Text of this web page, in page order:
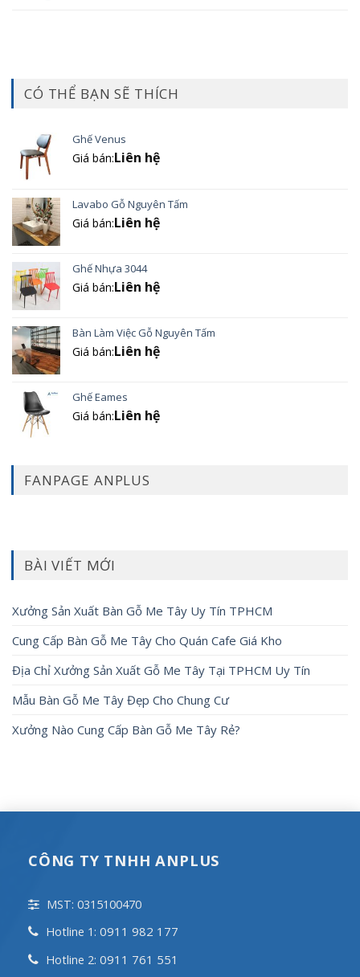
CÓ THỂ BẠN SẼ THÍCH
Ghế Venus
Giá bán:Liên hệ
Lavabo Gỗ Nguyên Tấm
Giá bán:Liên hệ
Ghế Nhựa 3044
Giá bán:Liên hệ
Bàn Làm Việc Gỗ Nguyên Tấm
Giá bán:Liên hệ
Ghế Eames
Giá bán:Liên hệ
FANPAGE ANPLUS
BÀI VIẾT MỚI
Xưởng Sản Xuất Bàn Gỗ Me Tây Uy Tín TPHCM
Cung Cấp Bàn Gỗ Me Tây Cho Quán Cafe Giá Kho
Địa Chỉ Xưởng Sản Xuất Gỗ Me Tây Tại TPHCM Uy Tín
Mẫu Bàn Gỗ Me Tây Đẹp Cho Chung Cư
Xưởng Nào Cung Cấp Bàn Gỗ Me Tây Rẻ?
CÔNG TY TNHH ANPLUS
MST: 0315100470
Hotline 1: 0911 982 177
Hotline 2: 0911 761 551